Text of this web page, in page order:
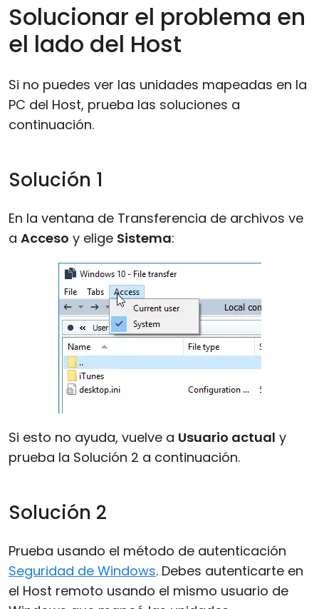
Solucionar el problema en
el lado del Host
Si no puedes ver las unidades mapeadas en la
PC del Host, prueba las soluciones a
continuación.
Solución 1
En la ventana de Transferencia de archivos ve
a Acceso y elige Sistema:
Si esto no ayuda, vuelve a Usuario actual y
prueba la Solución 2 a continuación.
Solución 2
Prueba usando el método de autenticación
Seguridad de Windows. Debes autenticarte en
el Host remoto usando el mismo usuario de